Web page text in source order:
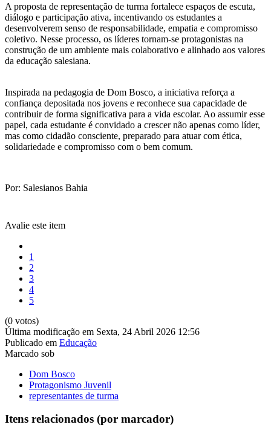
A proposta de representação de turma fortalece espaços de escuta,
diálogo e participação ativa, incentivando os estudantes a
desenvolverem senso de responsabilidade, empatia e compromisso
coletivo. Nesse processo, os líderes tornam-se protagonistas na
construção de um ambiente mais colaborativo e alinhado aos valores
da educação salesiana.
Inspirada na pedagogia de Dom Bosco, a iniciativa reforça a
confiança depositada nos jovens e reconhece sua capacidade de
contribuir de forma significativa para a vida escolar. Ao assumir esse
papel, cada estudante é convidado a crescer não apenas como líder,
mas como cidadão consciente, preparado para atuar com ética,
solidariedade e compromisso com o bem comum.
Por: Salesianos Bahia
Avalie este item
1
2
3
4
5
(0 votos)
Última modificação em Sexta, 24 Abril 2026 12:56
Publicado em Educação
Marcado sob
Dom Bosco
Protagonismo Juvenil
representantes de turma
Itens relacionados (por marcador)